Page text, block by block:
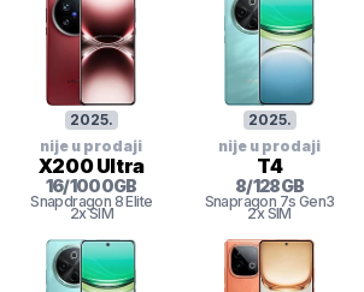
2025.
nije u prodaji
X200 Ultra
16/1000GB
Snapdragon 8 Elite
2x SIM
2025.
nije u prodaji
T4
8/128GB
Snapragon 7s Gen3
2x SIM